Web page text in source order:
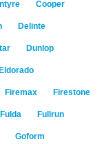
Cooper
Delinte
Dunlop
Eldorado
Firemax Firestone
Fulda Fullrun
Goform